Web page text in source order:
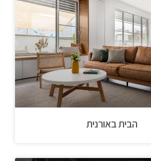
הבית באורנית